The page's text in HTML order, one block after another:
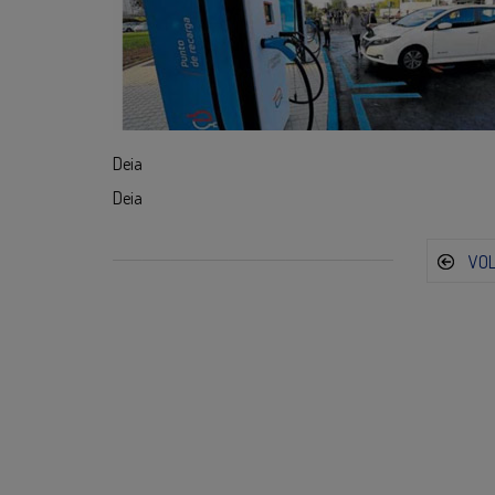
Deia
Deia